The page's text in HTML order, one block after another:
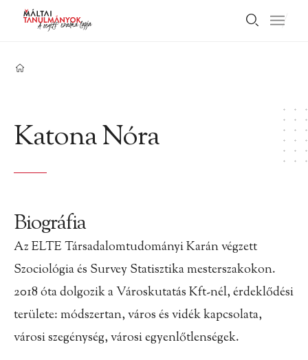
Katona Nóra
Biográfia
Az ELTE Társadalomtudományi Karán végzett
Szociológia és Survey Statisztika mesterszakokon.
2018 óta dolgozik a Városkutatás Kft-nél, érdeklődési
területe: módszertan, város és vidék kapcsolata,
városi szegénység, városi egyenlőtlenségek.